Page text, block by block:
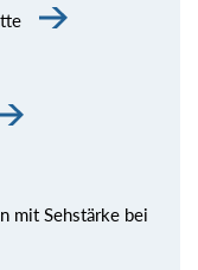
mit Sehstärke bei